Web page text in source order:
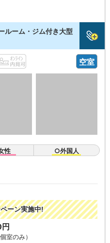
ルーム・ジム付き大型
空室
性 ○外国人
ーン実施中!
室のみ）